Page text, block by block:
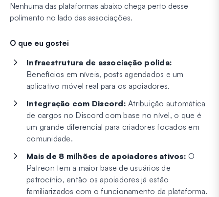
Nenhuma das plataformas abaixo chega perto desse
polimento no lado das associações.
O que eu gostei
Infraestrutura de associação polida:
Benefícios em níveis, posts agendados e um
aplicativo móvel real para os apoiadores.
Integração com Discord: Atribuição automática
de cargos no Discord com base no nível, o que é
um grande diferencial para criadores focados em
comunidade.
Mais de 8 milhões de apoiadores ativos: O
Patreon tem a maior base de usuários de
patrocínio, então os apoiadores já estão
familiarizados com o funcionamento da plataforma.